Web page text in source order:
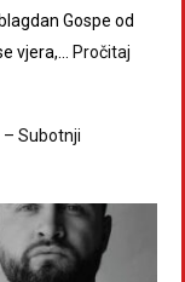
Gospe od
vjera,…
Pročitaj
– Subotnji